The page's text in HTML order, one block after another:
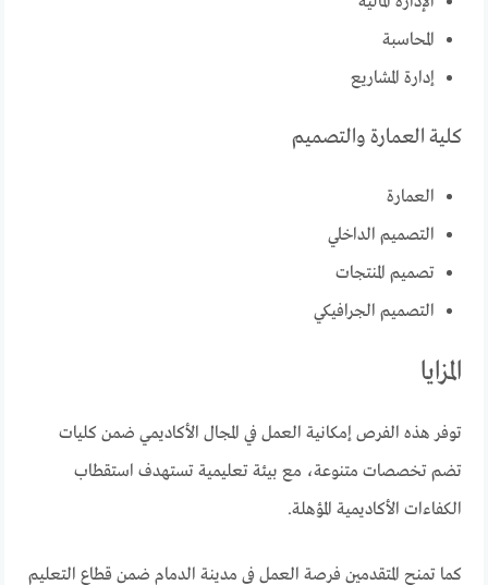
المحاسبة
إدارة المشاريع
كلية العمارة والتصميم
العمارة
التصميم الداخلي
تصميم المنتجات
التصميم الجرافيكي
المزايا
توفر هذه الفرص إمكانية العمل في المجال الأكاديمي ضمن كليات
تضم تخصصات متنوعة، مع بيئة تعليمية تستهدف استقطاب
الكفاءات الأكاديمية المؤهلة.
كما تمنح المتقدمين فرصة العمل في مدينة الدمام ضمن قطاع التعليم